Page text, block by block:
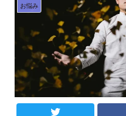
お悩み